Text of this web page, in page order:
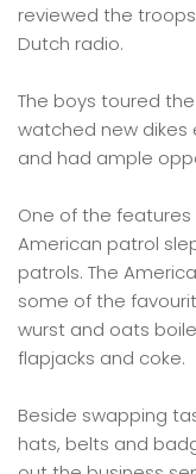
reviewed the
Dutch radio.
The boys toured
watched new dikes
and had ample
One of the
American patrol
patrols. The
some of the
wurst and oats
flapjacks and coke.
Beside swapping
hats, belts and